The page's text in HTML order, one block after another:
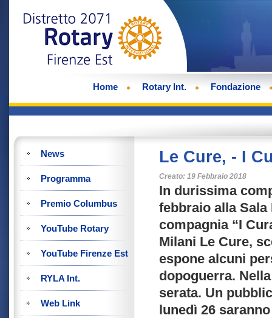
Home Rotary Int. Fondazione
News
Programma
Premio Columbus
YouTube Rotary
YouTube Firenze Est
RYLA Int.
Web Link
Le Cure, - I
Creato: 19 Febbraio 2018
In durissima
febbraio alla
compagnia “I
Milani Le Cure,
espone alcuni
dopoguerra.
serata. Un
lunedì 26